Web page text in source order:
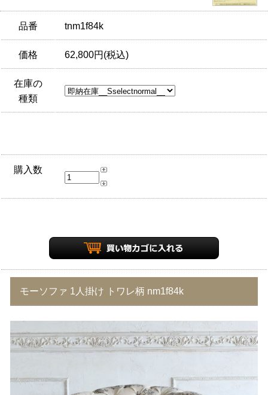
品番 tnm1f84k
価格 62,800円(税込)
在庫の
種類
購入数
モーソファ 1人掛け トワレ柄 nm1f84k